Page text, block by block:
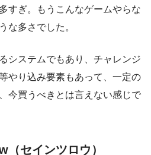
すぎ。もうこんなゲームやらな
な多さでした。
システムでもあり、チャレンジ
やり込み要素もあって、一定の
今買うべきとは言えない感じで
セインツロウ）